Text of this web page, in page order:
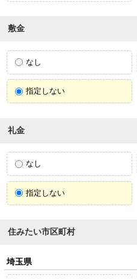
敷金
なし
指定しない
礼金
なし
指定しない
住みたい市区町村
埼玉県